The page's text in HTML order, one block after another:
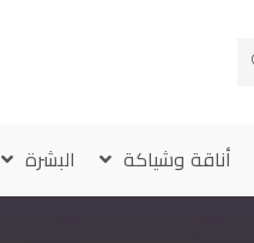
أناقة وشياكة البشرة